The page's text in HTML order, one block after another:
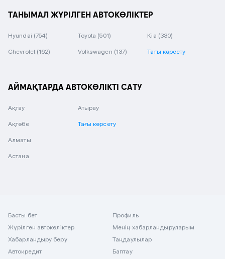
ТАНЫМАЛ ЖҮРІЛГЕН АВТОКӨЛІКТЕР
Hyundai (754) Toyota (501) Kia (330)
Chevrolet (162) Volkswagen (137) Тағы көрсету
АЙМАҚТАРДА АВТОКӨЛІКТІ САТУ
Ақтау
Ақтөбе
Алматы
Астана
Атырау
Тағы көрсету
Басты бет
Жүрілген автокөліктер
Хабарландыру беру
Автокредит
Профиль
Менің хабарландыруларым
Таңдаулылар
Баптау